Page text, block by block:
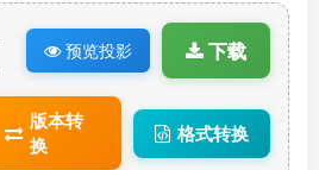
预览投影 下载
版本转
换
格式转换